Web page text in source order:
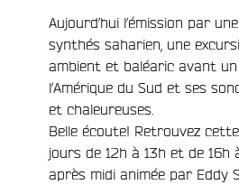
Aujourd’hui l’émission par
synthés saharien, une
ambient et baléaric avant
l’Amérique du Sud et ses
et chaleureuses.
Belle écoute! Retrouvez
jours de 12h à 13h et de 16h
après midi animée par Eddy